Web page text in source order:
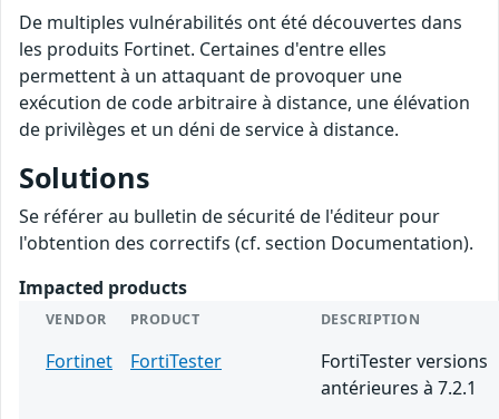
De multiples vulnérabilités ont été découvertes dans
les produits Fortinet. Certaines d'entre elles
permettent à un attaquant de provoquer une
exécution de code arbitraire à distance, une élévation
de privilèges et un déni de service à distance.
Solutions
Se référer au bulletin de sécurité de l'éditeur pour
l'obtention des correctifs (cf. section Documentation).
Impacted products
VENDOR PRODUCT DESCRIPTION
Fortinet FortiTester
FortiTester versions
antérieures à 7.2.1